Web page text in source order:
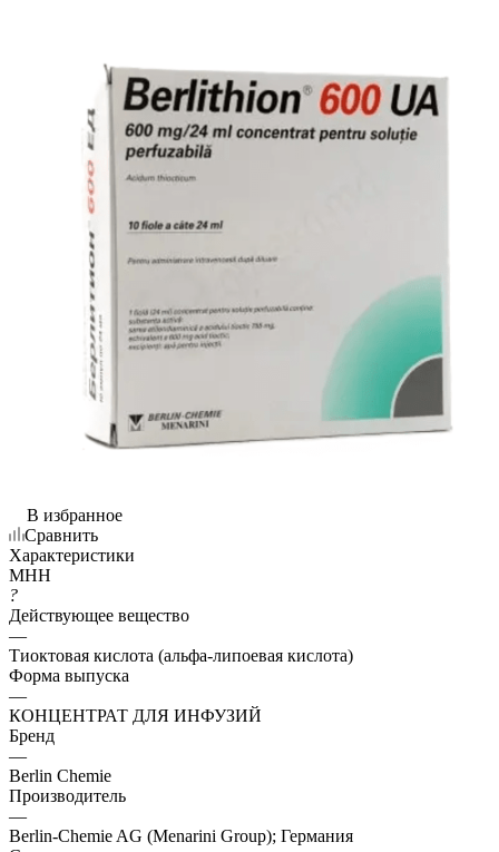
В избранное
Сравнить
Характеристики
МНН
?
Действующее вещество
—
Тиоктовая кислота (альфа-липоевая кислота)
Форма выпуска
—
КОНЦЕНТРАТ ДЛЯ ИНФУЗИЙ
Бренд
—
Berlin Chemie
Производитель
—
Berlin-Chemie AG (Menarini Group); Германия